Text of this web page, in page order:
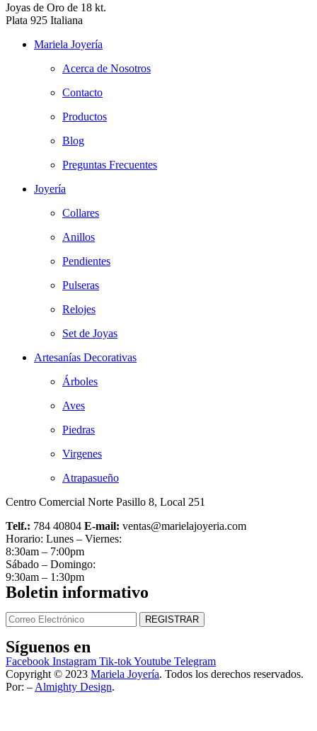
Joyas de Oro de 18 kt.
Plata 925 Italiana
Mariela Joyería
Acerca de Nosotros
Contacto
Productos
Blog
Preguntas Frecuentes
Joyería
Collares
Anillos
Pendientes
Pulseras
Relojes
Set de Joyas
Artesanías Decorativas
Árboles
Aves
Piedras
Virgenes
Atrapasueño
Centro Comercial Norte Pasillo 8, Local 251
Telf.: 784 40804 E-mail: ventas@marielajoyeria.com
Horario: Lunes – Viernes:
8:30am – 7:00pm
Sábado – Domingo:
9:30am – 1:30pm
Boletin informativo
Síguenos en
Facebook Instagram Tik-tokYoutube Telegram
Copyright © 2023 Mariela Joyería. Todos los derechos reservados.
Por: – Almighty Design.